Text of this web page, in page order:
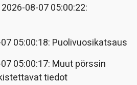
2026-08-07 05:00:22:
05:00:18: Puolivuosikatsaus
05:00:17: Muut pörssin
tiedot